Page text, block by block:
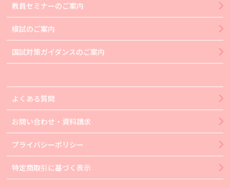
教員セミナーのご案内
模試のご案内
国試対策ガイダンスのご案内
よくある質問
お問い合わせ・資料請求
プライバシーポリシー
特定商取引に基づく表示